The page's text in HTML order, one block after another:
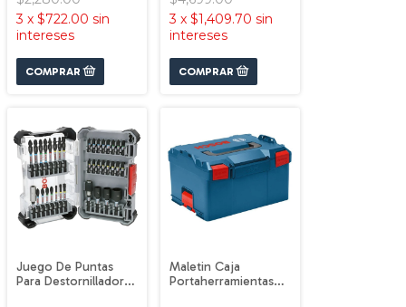
3 x $722.00 sin
intereses
3 x $1,409.70 sin
intereses
Juego De Puntas
Para Destornillador
Maletin Caja
Portaherramientas